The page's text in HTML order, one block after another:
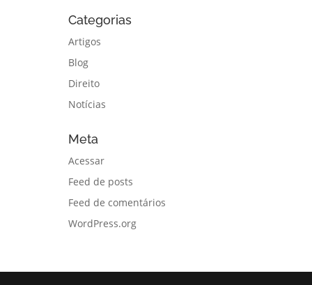
Categorias
Artigos
Blog
Direito
Notícias
Meta
Acessar
Feed de posts
Feed de comentários
WordPress.org